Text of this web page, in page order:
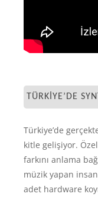
TÜRKIYE’DE
Türkiye’de
kitle gelişiyor.
farkını anlama
müzik yapan
adet hardware